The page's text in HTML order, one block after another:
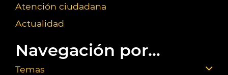
Atención ciudadana
Actualidad
Navegación por...
Temas